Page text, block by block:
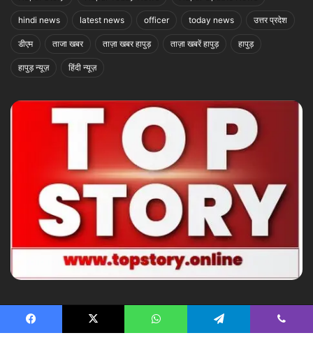
hindi news latest news officer today news उत्तर प्रदेश
डीएम ताजा खबर ताज़ा खबर हापुड़ ताज़ा खबरें हापुड़ हापुड़
हापुड़ न्यूज़ हिंदी न्यूज़
Facebook X WhatsApp Telegram Viber